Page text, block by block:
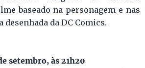
baseado na personagem e nas
da DC Comics.
setembro, às 21h20